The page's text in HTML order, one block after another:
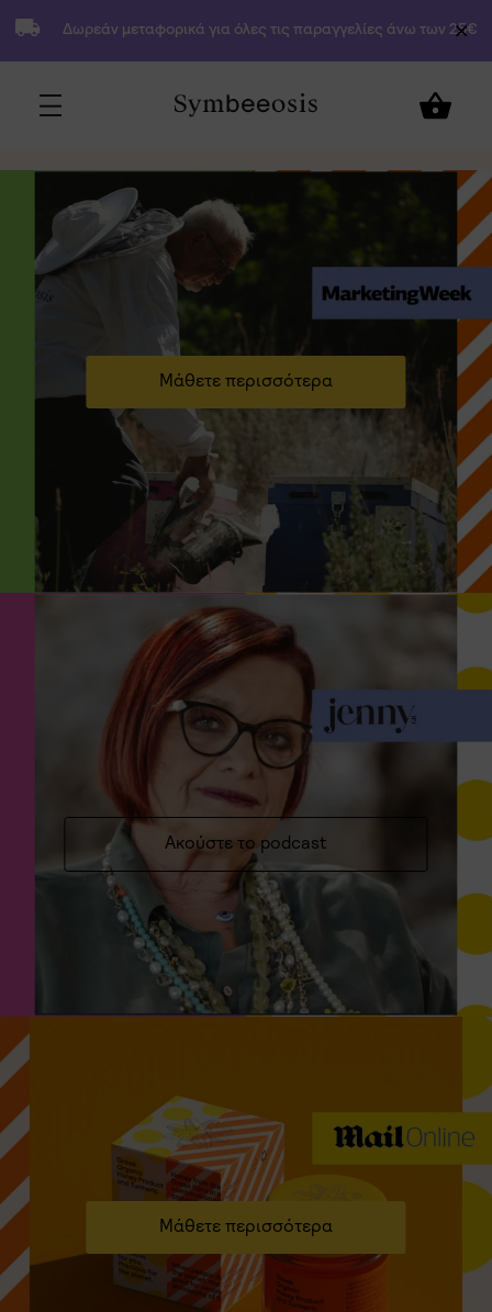
Δωρεάν μεταφορικά για όλες τις παραγγελίες άνω των 25€
Μάθετε περισσότερα
Ακούστε το podcast
Μάθετε περισσότερα